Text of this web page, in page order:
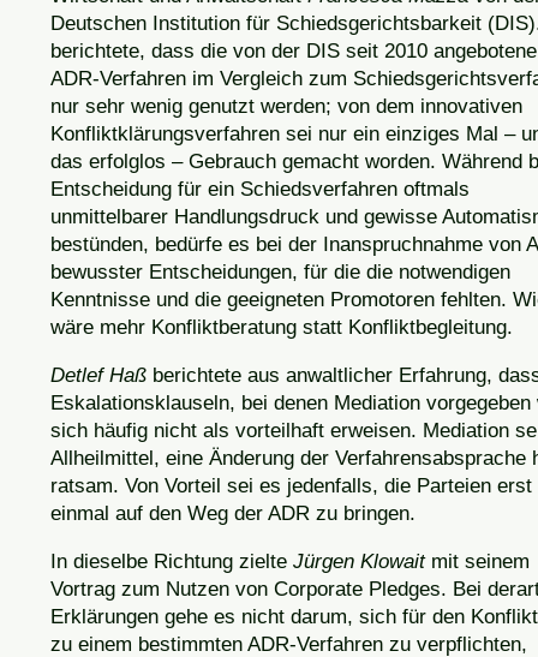
Deutschen Institution für Schiedsgerichtsbarkeit
berichtete, dass die von der DIS seit 2010
ADR-Verfahren im Vergleich zum
nur sehr wenig genutzt werden; von dem innovativen
Konfliktklärungsverfahren sei nur ein einziges Mal –
das erfolglos – Gebrauch gemacht worden. Während
Entscheidung für ein Schiedsverfahren oftmals
unmittelbarer Handlungsdruck und gewisse
bestünden, bedürfe es bei der Inanspruchnahme von
bewusster Entscheidungen, für die die notwendigen
Kenntnisse und die geeigneten Promotoren fehlten.
wäre mehr Konfliktberatung statt Konfliktbegleitung.
Detlef Haß berichtete aus anwaltlicher Erfahrung,
Eskalationsklauseln, bei denen Mediation vorgegeben
sich häufig nicht als vorteilhaft erweisen. Mediation
Allheilmittel, eine Änderung der Verfahrensabsprache
ratsam. Von Vorteil sei es jedenfalls, die Parteien erst
einmal auf den Weg der ADR zu bringen.
In dieselbe Richtung zielte Jürgen Klowaitmit seinem
Vortrag zum Nutzen von Corporate Pledges. Bei
Erklärungen gehe es nicht darum, sich für den
zu einem bestimmten ADR-Verfahren zu verpflichten,